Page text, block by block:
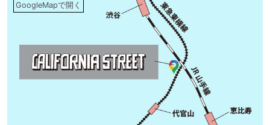
GoogleMapで開く